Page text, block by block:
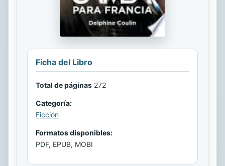
Ficha del Libro
Total de páginas 272
Categoría:
Ficción
Formatos disponibles:
PDF, EPUB, MOBI